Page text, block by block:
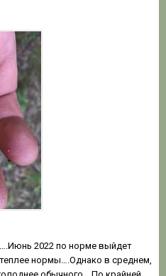
2022 по норме выйдет
нормы….Однако в среднем,